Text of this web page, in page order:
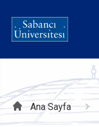
Sayfa
yolu
Ana Sayfa